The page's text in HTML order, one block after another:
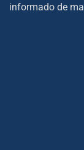
informado de